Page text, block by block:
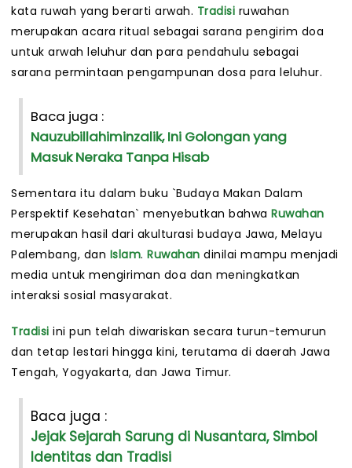
kata ruwah yang berarti arwah. Tradisi ruwahan
merupakan acara ritual sebagai sarana pengirim doa
untuk arwah leluhur dan para pendahulu sebagai
sarana permintaan pengampunan dosa para leluhur.
Baca juga :
Nauzubillahiminzalik, Ini Golongan yang
Masuk Neraka Tanpa Hisab
Sementara itu dalam buku `Budaya Makan Dalam
Perspektif Kesehatan` menyebutkan bahwa Ruwahan
merupakan hasil dari akulturasi budaya Jawa, Melayu
Palembang, dan Islam. Ruwahan dinilai mampu menjadi
media untuk mengiriman doa dan meningkatkan
interaksi sosial masyarakat.
Tradisi ini pun telah diwariskan secara turun-temurun
dan tetap lestari hingga kini, terutama di daerah Jawa
Tengah, Yogyakarta, dan Jawa Timur.
Baca juga :
Jejak Sejarah Sarung di Nusantara, Simbol
Identitas dan Tradisi